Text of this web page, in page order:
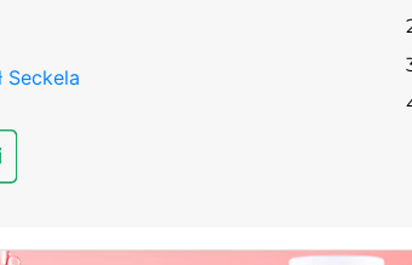
Seckela